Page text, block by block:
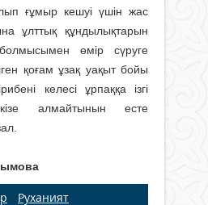
ғұмыр кешуі үшін жас
ұлттық құндылықтарын
болмысымен өмір сүруге
қоғам ұзақ уақыт бойы
келесі ұрпаққа ізгі
алмайтынын есте
/ Руханият